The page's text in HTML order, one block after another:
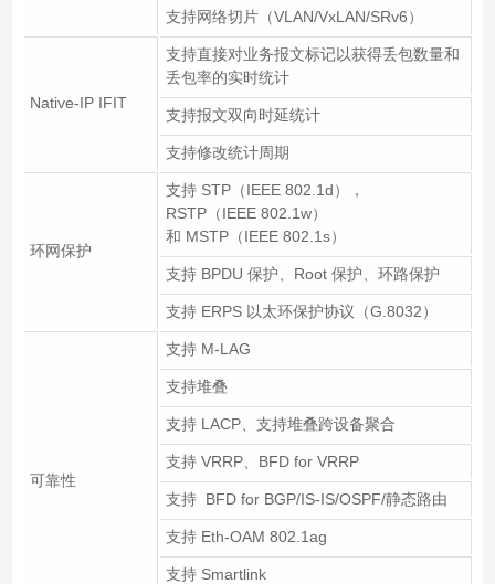
支持网络切片（VLAN/VxLAN/SRv6）
Native-IP IFIT
支持直接对业务报文标记以获得丢包数量和
丢包率的实时统计
支持报文双向时延统计
支持修改统计周期
环网保护
支持 STP（IEEE 802.1d），
RSTP（IEEE 802.1w）
和 MSTP（IEEE 802.1s）
支持 BPDU 保护、Root 保护、环路保护
支持 ERPS 以太环保护协议（G.8032）
可靠性
支持 M-LAG
支持堆叠
支持 LACP、支持堆叠跨设备聚合
支持 VRRP、BFD for VRRP
支持 BFD for BGP/IS-IS/OSPF/静态路由
支持 Eth-OAM 802.1ag
支持 Smartlink